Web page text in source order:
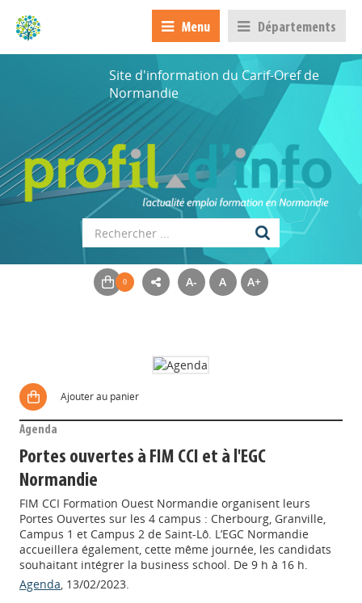
Menu Départements
Site d'information du Carif-Oref de
Normandie
A- A A+
Ajouter au panier
Agenda
Portes ouvertes à FIM CCI et à l'EGC
Normandie
FIM CCI Formation Ouest Normandie organisent leurs
Portes Ouvertes sur les 4 campus : Cherbourg, Granville,
Campus 1 et Campus 2 de Saint-Lô. L’EGC Normandie
accueillera également, cette même journée, les candidats
souhaitant intégrer la business school. De 9 h à 16 h.
Agenda, 13/02/2023.